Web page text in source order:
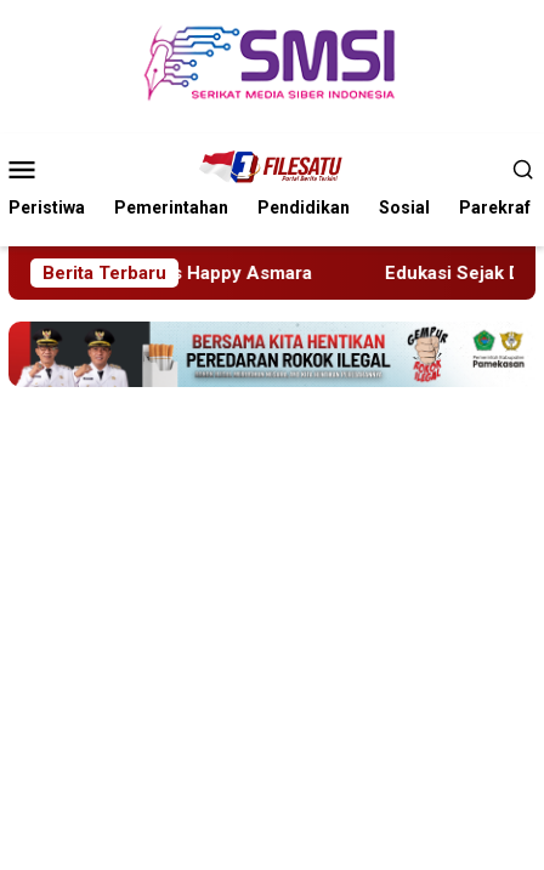
Mobile
Peristiwa Pemerintahan Pendidikan Sosial Parekraf
Berita TerbaruEdukasi Sejak Dini, Pemkab Sidoarjo Perkuat